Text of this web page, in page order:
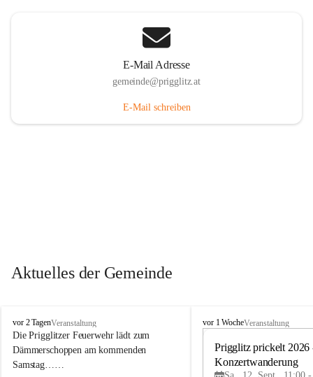
E-Mail Adresse
gemeinde@prigglitz.at
E-Mail schreiben
Aktuelles der Gemeinde
P
r
i
g
vor 2 TagenVeranstaltung
Die Prigglitzer Feuerwehr lädt zum
Dämmerschoppen am kommenden
Samstag……
P
vor 1 WocheVeranstaltung
Prigglitz prickelt 2026
Konzertwanderung